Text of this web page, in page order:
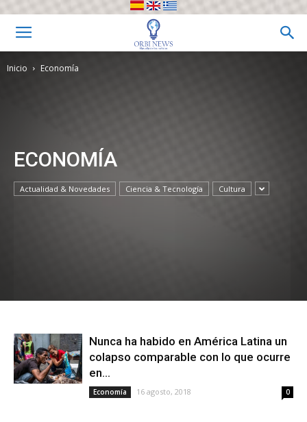
Inicio Economía
ECONOMÍA
Actualidad & Novedades Ciencia & Tecnología Cultura
Nunca ha habido en América Latina un
colapso comparable con lo que ocurre
en...
Economía 16 agosto, 2018 0